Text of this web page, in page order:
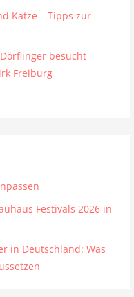
Katze – Tipps zur
besucht
Freiburg
Festivals 2026 in
in Deutschland: Was